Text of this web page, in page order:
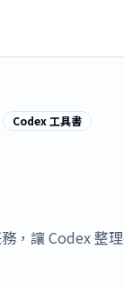
Codex 工具書
，讓 Codex 整